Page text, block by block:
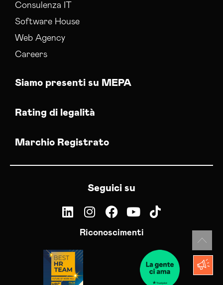
Consulenza IT
Software House
Web Agency
Careers
Siamo presenti su MEPA
Rating di legalità
Marchio Registrato
Seguici su
Riconoscimenti